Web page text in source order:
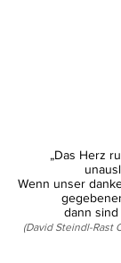
„Das Herz
Wenn unser
dann sind
(David Steindl-Rast